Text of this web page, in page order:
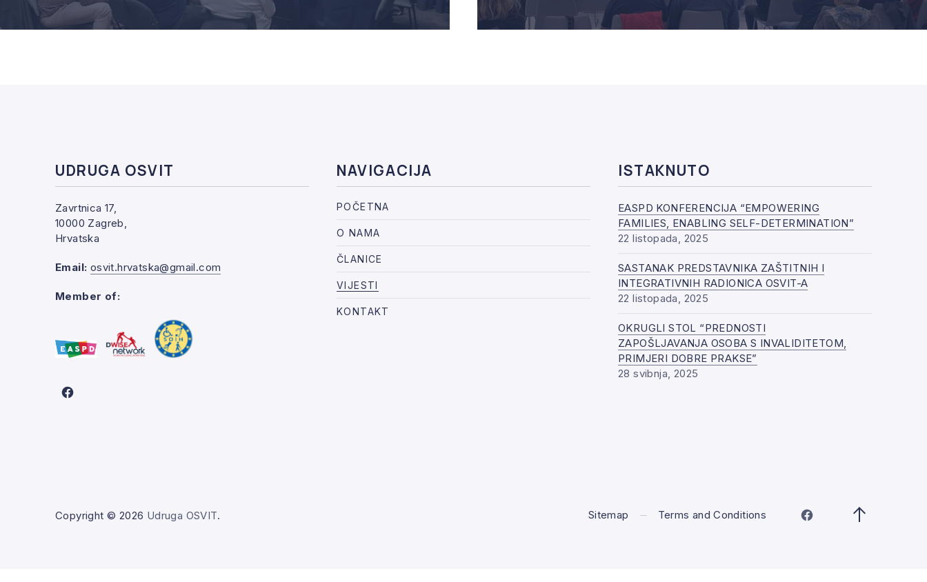
UDRUGA OSVIT
Zavrtnica 17,
10000 Zagreb,
Hrvatska
Email: osvit.hrvatska@gmail.com
Member of:
New Window
NAVIGACIJA
POČETNA
O NAMA
ČLANICE
VIJESTI
KONTAKT
ISTAKNUTO
EASPD KONFERENCIJA “EMPOWERING
FAMILIES, ENABLING SELF-DETERMINATION”
22 listopada, 2025
SASTANAK PREDSTAVNIKA ZAŠTITNIH I
INTEGRATIVNIH RADIONICA OSVIT-A
22 listopada, 2025
OKRUGLI STOL “PREDNOSTI
ZAPOŠLJAVANJA OSOBA S INVALIDITETOM,
PRIMJERI DOBRE PRAKSE”
28 svibnja, 2025
Copyright © 2026 Udruga OSVIT. Sitemap Terms and Conditions
New Window